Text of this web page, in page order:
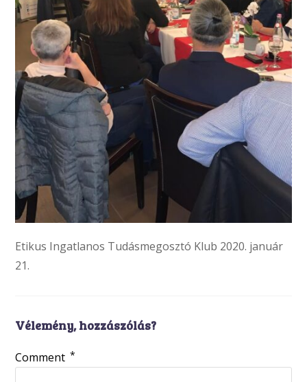
Etikus Ingatlanos Tudásmegosztó Klub 2020. január
21.
Vélemény, hozzászólás?
Comment *